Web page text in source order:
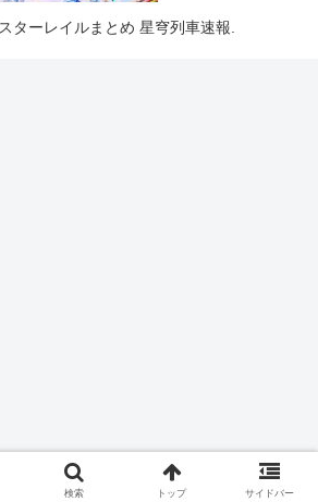
ターレイルまとめ 星穹列車速報.
検索 トップ サイドバー